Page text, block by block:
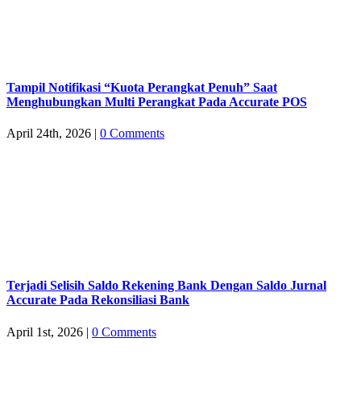
Tampil Notifikasi “Kuota Perangkat Penuh” Saat
Menghubungkan Multi Perangkat Pada Accurate POS
April 24th, 2026 | 0 Comments
Terjadi Selisih Saldo Rekening Bank Dengan Saldo Jurnal
Accurate Pada Rekonsiliasi Bank
April 1st, 2026 | 0 Comments